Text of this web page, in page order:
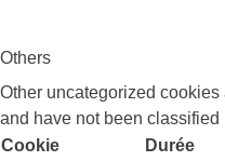
Others
Other uncategorized
and have not been classified
Cookie
Durée